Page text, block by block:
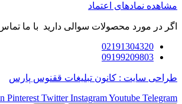
مشاهده نمادهای اعتماد
اگر در مورد محصولات سوالی دارید با ما تماس
02191304320
09199209803
طراحی سایت : کانون تبلیغات ققنوس پارس
Pinterest Twitter InstagramYoutube Telegram